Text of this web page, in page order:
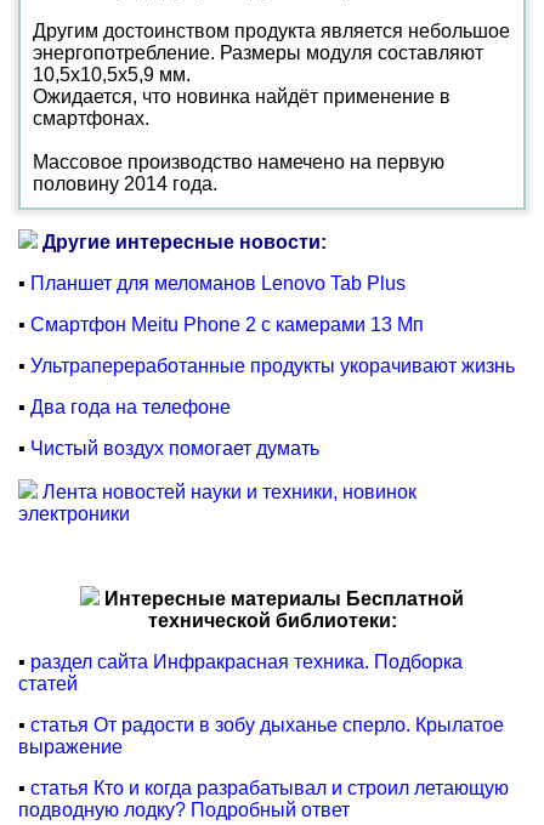
Другим достоинством продукта является небольшое
энергопотребление. Размеры модуля составляют
10,5x10,5x5,9 мм.
Ожидается, что новинка найдёт применение в
смартфонах.
Массовое производство намечено на первую
половину 2014 года.
Другие интересные новости:
▪ Планшет для меломанов Lenovo Tab Plus
▪ Смартфон Meitu Phone 2 с камерами 13 Мп
▪ Ультрапереработанные продукты укорачивают жизнь
▪ Два года на телефоне
▪ Чистый воздух помогает думать
Лента новостей науки и техники, новинок
электроники
Интересные материалы Бесплатной
технической библиотеки:
▪ раздел сайта Инфракрасная техника. Подборка
статей
▪ статья От радости в зобу дыханье сперло. Крылатое
выражение
▪ статья Кто и когда разрабатывал и строил летающую
подводную лодку? Подробный ответ